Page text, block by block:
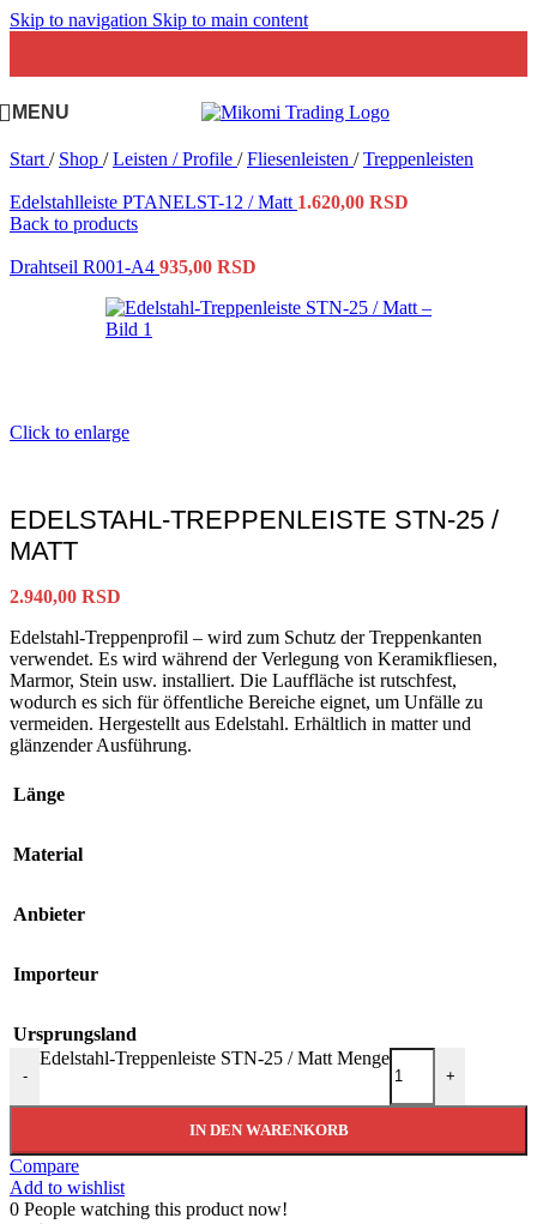
Skip to navigation Skip to main content
MENU
Start / Shop / Leisten / Profile / Fliesenleisten / Treppenleisten
Edelstahlleiste PTANELST-12 / Matt 1.620,00 RSD
Back to products
Drahtseil R001-A4 935,00 RSD
Click to enlarge
EDELSTAHL-TREPPENLEISTE STN-25 /
MATT
2.940,00 RSD
Edelstahl-Treppenprofil – wird zum Schutz der Treppenkanten
verwendet. Es wird während der Verlegung von Keramikfliesen,
Marmor, Stein usw. installiert. Die Lauffläche ist rutschfest,
wodurch es sich für öffentliche Bereiche eignet, um Unfälle zu
vermeiden. Hergestellt aus Edelstahl. Erhältlich in matter und
glänzender Ausführung.
Länge
Material
Anbieter
Importeur
Ursprungsland
-
Edelstahl-Treppenleiste STN-25 / Matt Menge
+
IN DEN WARENKORB
Compare
Add to wishlist
0 People watching this product now!